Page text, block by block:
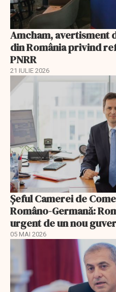
Amcham,
din România privind
PNRR
21 IULIE 2026
Șeful Camerei de
Româno-Germană:
urgent de un nou
05 MAI 2026